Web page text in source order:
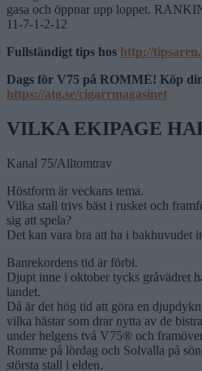
gasa och öppnar upp loppet.
11-7-1-2-12
Fullständigt tips hos http://
Dags för V75 på ROMME! Köp
https://atg.se/cigarrmagasinet
VILKA EKIPAGE
Kanal 75/Alltomtrav
Höstform är veckans tema.
Vilka stall trivs bäst i rusket och
sig att spela?
Det kan vara bra att ha i bakhuvudet
Banrekordens tid är förbi.
Djupt inne i oktober tycks gråvädret
landet.
Då är det hög tid att göra en
vilka hästar som drar nytta av de
under helgens två V75® och
Romme på lördag och Solvalla på
största stall i elden.